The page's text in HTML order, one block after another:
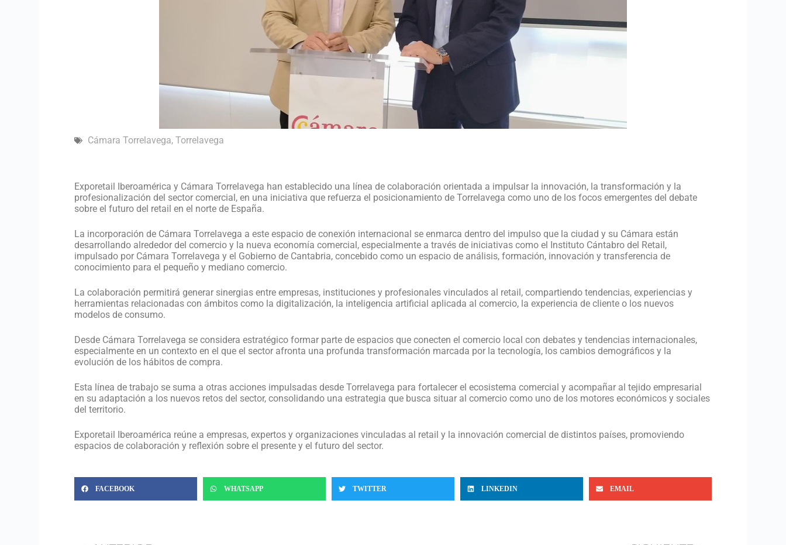
Cámara Torrelavega,Torrelavega
Exporetail Iberoamérica y Cámara Torrelavega han establecido una línea de colaboración orientada a impulsar la innovación, la transformación y la
profesionalización del sector comercial, en una iniciativa que refuerza el posicionamiento de Torrelavega como uno de los focos emergentes del debate
sobre el futuro del retail en el norte de España.
La incorporación de Cámara Torrelavega a este espacio de conexión internacional se enmarca dentro del impulso que la ciudad y su Cámara están
desarrollando alrededor del comercio y la nueva economía comercial, especialmente a través de iniciativas como el Instituto Cántabro del Retail,
impulsado por Cámara Torrelavega y el Gobierno de Cantabria, concebido como un espacio de análisis, formación, innovación y transferencia de
conocimiento para el pequeño y mediano comercio.
La colaboración permitirá generar sinergias entre empresas, instituciones y profesionales vinculados al retail, compartiendo tendencias, experiencias y
herramientas relacionadas con ámbitos como la digitalización, la inteligencia artificial aplicada al comercio, la experiencia de cliente o los nuevos
modelos de consumo.
Desde Cámara Torrelavega se considera estratégico formar parte de espacios que conecten el comercio local con debates y tendencias internacionales,
especialmente en un contexto en el que el sector afronta una profunda transformación marcada por la tecnología, los cambios demográficos y la
evolución de los hábitos de compra.
Esta línea de trabajo se suma a otras acciones impulsadas desde Torrelavega para fortalecer el ecosistema comercial y acompañar al tejido empresarial
en su adaptación a los nuevos retos del sector, consolidando una estrategia que busca situar al comercio como uno de los motores económicos y sociales
del territorio.
Exporetail Iberoamérica reúne a empresas, expertos y organizaciones vinculadas al retail y la innovación comercial de distintos países, promoviendo
espacios de colaboración y reflexión sobre el presente y el futuro del sector.
FACEBOOK WHATSAPP TWITTER LINKEDIN EMAIL